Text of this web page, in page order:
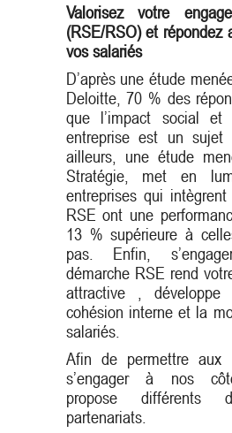
Valorisez votre
(RSE/RSO) et répondez
vos salariés
D’après une étude
Deloitte, 70 % des
que l’impact social et
entreprise est un sujet
ailleurs, une étude
Stratégie, met en
entreprises qui
RSE ont une
13 % supérieure à
pas. Enfin,
démarche RSE rend
attractive ,
cohésion interne et la
salariés.
Afin de permettre aux
s’engager à nos
propose différents
partenariats.